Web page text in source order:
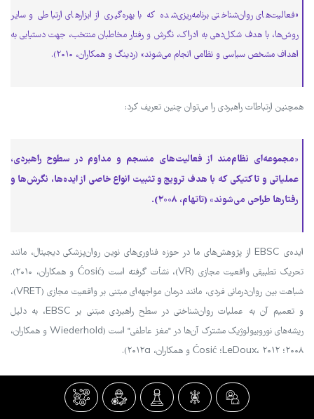
«فعالیت‌های روان‌شناختی برنامه‌ریزی‌شده که با بهره‌گیری از ابزارهای ارتباطی و سایر
روش‌ها، با هدف شکل‌دهی به ادراک، نگرش و رفتار مخاطبان منتخب، جهت دستیابی به
اهداف مشخص سیاسی و نظامی انجام می‌شوند» (ردینگ و همکاران، ۲۰۱۰).
همچنین ارتباطات راهبردی را می‌توان چنین تعریف کرد:
«مجموعه‌ای نظام‌مند از فعالیت‌های منسجم و مداوم در سطوح راهبردی،
عملیاتی و تاکتیکی که با هدف ترویج و تثبیت انواع خاصی از ایده‌ها، نگرش‌ها و
رفتارها طراحی می‌شوند» (تاتهام، ۲۰۰۸).
ایده‌ی EBSC از پژوهش‌های ما در حوزه فناوری‌های نوین روان‌پزشکی دیجیتال، مانند
تحریک تطبیقی واقعیت مجازی (VR)، نشأت گرفته است (Ćosić و همکاران، ۲۰۱۰).
شباهت بین روان‌درمانی فردی، مانند درمان مواجهه‌ای مبتنی بر واقعیت مجازی (VRET)،
و تعمیم آن به عملیات روان‌شناختی در سطح راهبردی مبتنی بر EBSC، به دلیل
ریشه‌های نوروبیولوژیک مشترک آن‌ها در "مغز عاطفی" است (Wiederhold و همکاران،
۲۰۰۸؛ LeDoux، ۲۰۱۲؛ Ćosić و همکاران، ۲۰۱۲a).
محتوا، زمینه و ویژگی‌های عاطفی که از طریق EBSC منتقل می‌شوند، باید به گونه‌ای
انتخاب شوند که سریعاً با مخاطبان هدف هم‌خوانی عاطفی برقرار کنند و گامی کوچک اما